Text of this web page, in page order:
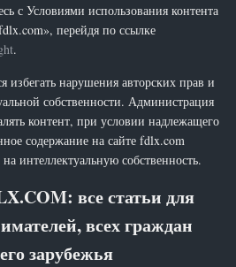
с Условиями использования контента
перейдя по ссылке
.
избегать нарушения авторских прав и
собственности. Администрация
контент, при условии надлежащего
содержание на сайте fdlx.com
интеллектуальную собственность.
все статьи для
всех граждан
зарубежья